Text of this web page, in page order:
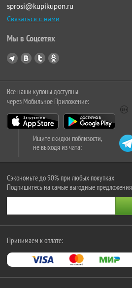
sprosi@kupikupon.ru
Связаться с нами
Мы в Соцсетях
Все наши купоны доступны
через Мобильное Приложение:
Ищите скидки поблизости,
не выходя из чата:
Сэкономьте до 90% при любых покупках
Подпишитесь на самые выгодные предложения
Принимаем к оплате: